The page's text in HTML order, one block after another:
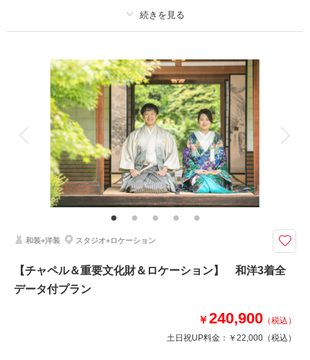
撮影料 新婦衣装2着 新郎衣装2着
着付け ヘアメイク 小物一式
アルバム データ 100 カット 台紙付写真
衣装追加 会食 挙式
家族と撮影 家族用衣装レンタル ペットと撮影
その他含むもの
文化財使用料(チャペル・旧川上家別邸)
和洋両方撮影できる敷地内の建物やロケーションでの撮影プラン
衣裳2着づつ+アクセサリー小物+新婦ヘア・メイク+着付け+撮影+全データ
衣装は2着なら組み合わせ自由なので、和装+洋装、洋装+洋装、和装+和装
でもオッケーです！
2023年9月24日
和装+洋装 スタジオ+ロケーション
【チャペル＆重要文化財＆ロケーション】 和洋3着全
データ付プラン
￥240,900 （税込）
土日祝UP料金： ￥22,000 （税込）